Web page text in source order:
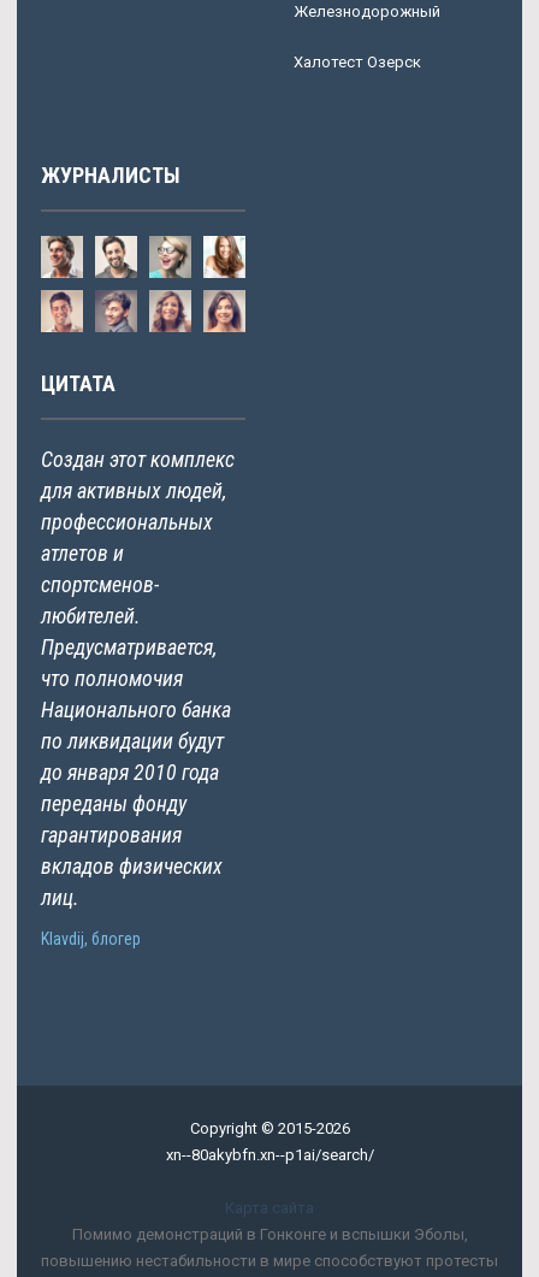
Железнодорожный
Халотест Озерск
ЖУРНАЛИСТЫ
ЦИТАТА
Создан этот комплекс
для активных людей,
профессиональных
атлетов и
спортсменов-
любителей.
Предусматривается,
что полномочия
Национального банка
по ликвидации будут
до января 2010 года
переданы фонду
гарантирования
вкладов физических
лиц.
Klavdij, блогер
Copyright © 2015-2026
xn--80akybfn.xn--p1ai/search/
Карта сайта
Помимо демонстраций в Гонконге и вспышки Эболы,
повышению нестабильности в мире способствуют протесты